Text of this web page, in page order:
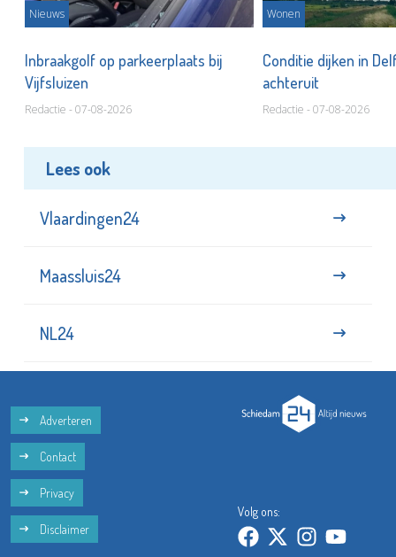
Nieuws
Inbraakgolf op parkeerplaats bij
Vijfsluizen
Redactie - 07-08-2026
Wonen
Conditie dijken in
achteruit
Redactie - 07-08-2026
Lees ook
Vlaardingen24
Maassluis24
NL24
Adverteren
Contact
Privacy
Disclaimer
Volg ons: